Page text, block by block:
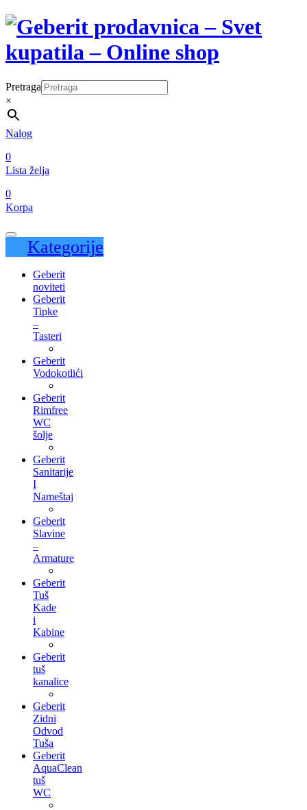
Pretraga
×
Nalog
0
Lista želja
0
Korpa
Kategorije
Geberit
noviteti
Geberit
Tipke
–
Tasteri
Geberit
Vodokotlići
Geberit
Rimfree
WC
šolje
Geberit
Sanitarije
I
Nameštaj
Geberit
Slavine
–
Armature
Geberit
Tuš
Kade
i
Kabine
Geberit
tuš
kanalice
Geberit
Zidni
Odvod
Tuša
Geberit
AquaClean
tuš
WC